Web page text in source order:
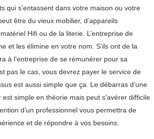
qui s’entassent dans votre maison ou votre
être du vieux mobilier, d’appareils
Hifi ou de la literie. L’entreprise de
et les élimine en votre nom. S’ils ont de la
à l’entreprise de se rémunérer pour sa
pas le cas, vous devrez payer le service de
est aussi simple que ça. Le débarras d’une
est simple en théorie mais peut s’avérer difficile
d’un professionnel vous permettra de
et de répondre à vos besoins.